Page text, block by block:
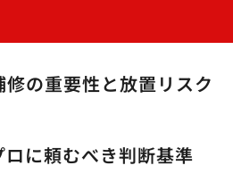
の重要性と放置リスク
に頼むべき判断基準